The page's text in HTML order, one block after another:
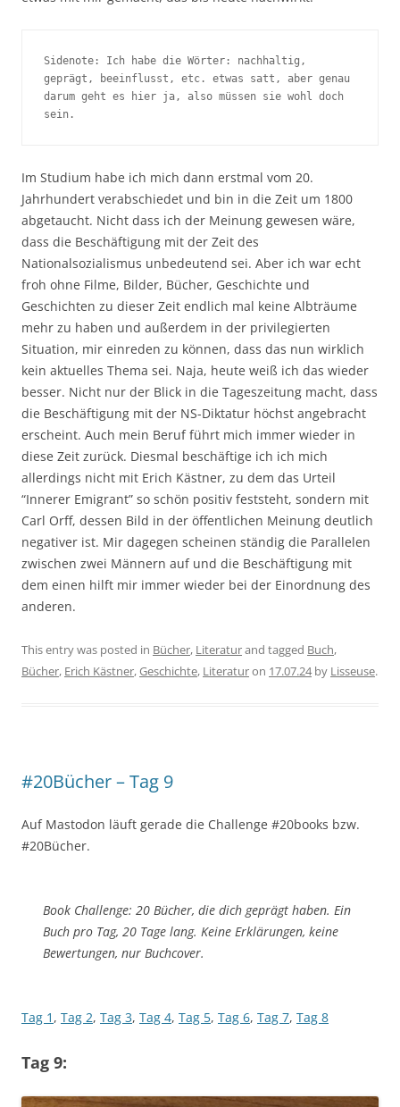
Sidenote: Ich habe die Wörter: nachhaltig,
geprägt, beeinflusst, etc. etwas satt, aber genau
darum geht es hier ja, also müssen sie wohl doch
sein.
Im Studium habe ich mich dann erstmal vom 20.
Jahrhundert verabschiedet und bin in die Zeit um 1800
abgetaucht. Nicht dass ich der Meinung gewesen wäre,
dass die Beschäftigung mit der Zeit des
Nationalsozialismus unbedeutend sei. Aber ich war echt
froh ohne Filme, Bilder, Bücher, Geschichte und
Geschichten zu dieser Zeit endlich mal keine Albträume
mehr zu haben und außerdem in der privilegierten
Situation, mir einreden zu können, dass das nun wirklich
kein aktuelles Thema sei. Naja, heute weiß ich das wieder
besser. Nicht nur der Blick in die Tageszeitung macht, dass
die Beschäftigung mit der NS-Diktatur höchst angebracht
erscheint. Auch mein Beruf führt mich immer wieder in
diese Zeit zurück. Diesmal beschäftige ich ich mich
allerdings nicht mit Erich Kästner, zu dem das Urteil
“Innerer Emigrant” so schön positiv feststeht, sondern mit
Carl Orff, dessen Bild in der öffentlichen Meinung deutlich
negativer ist. Mir dagegen scheinen ständig die Parallelen
zwischen zwei Männern auf und die Beschäftigung mit
dem einen hilft mir immer wieder bei der Einordnung des
anderen.
This entry was posted in Bücher, Literaturand tagged Buch,
Bücher, Erich Kästner,Geschichte, Literaturon 17.07.24by Lisseuse.
#20Bücher – Tag 9
Auf Mastodon läuft gerade die Challenge #20books bzw.
#20Bücher.
Book Challenge: 20 Bücher, die dich geprägt haben. Ein
Buch pro Tag, 20 Tage lang. Keine Erklärungen, keine
Bewertungen, nur Buchcover.
Tag 1 , Tag 2, Tag 3, Tag 4, Tag 5, Tag 6, Tag 7, Tag 8
Tag 9: